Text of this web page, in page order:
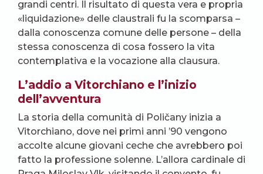
grandi centri. Il risultato di questa vera e propria
«liquidazione» delle claustrali fu la scomparsa –
dalla conoscenza comune delle persone – della
stessa conoscenza di cosa fossero la vita
contemplativa e la vocazione alla clausura.
L’addio a Vitorchiano e l’inizio
dell’avventura
La storia della comunità di Poličany inizia a
Vitorchiano, dove nei primi anni ’90 vengono
accolte alcune giovani ceche che avrebbero poi
fatto la professione solenne. L’allora cardinale di